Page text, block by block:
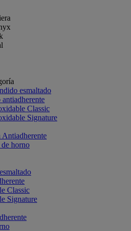
esmaltado
Classic
Signature
Antiadherente
horno
Classic
Signature